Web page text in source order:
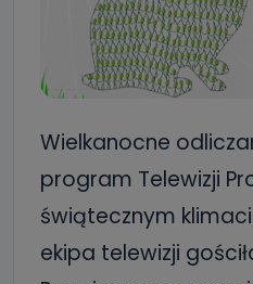
Wielkanocne
program Telewizji
świątecznym
ekipa telewizji